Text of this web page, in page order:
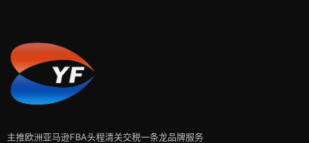
主推欧洲亚马逊FBA头程清关交税一条龙品牌服务